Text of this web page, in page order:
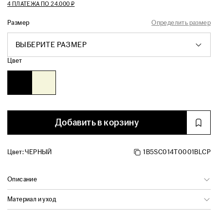
4 ПЛАТЕЖА ПО24.000 ₽
Размер Определить размер
ВЫБЕРИТЕ РАЗМЕР
Цвет
Добавить в корзину
Цвет:ЧЕРНЫЙ 1B5SC014T0001BLCP
Описание
Материал и уход